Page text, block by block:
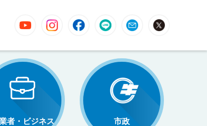
YouTube InstagramFacebookLINE Mail
者・ビジネス 市政